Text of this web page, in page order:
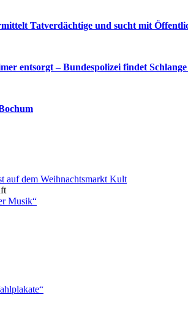
Tatverdächtige und sucht mit
entsorgt – Bundespolizei findet Schlange
auf dem Weihnachtsmarkt Kult
Musik“